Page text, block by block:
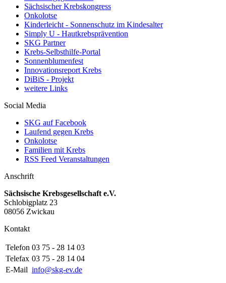
Sächsischer Krebskongress
Onkolotse
Kinderleicht - Sonnenschutz im Kindesalter
Simply U - Hautkrebsprävention
SKG Partner
Krebs-Selbsthilfe-Portal
Sonnenblumenfest
Innovationsreport Krebs
DiBiS - Projekt
weitere Links
Social Media
SKG auf Facebook
Laufend gegen Krebs
Onkolotse
Familien mit Krebs
RSS Feed Veranstaltungen
Anschrift
Sächsische Krebsgesellschaft e.V.
Schlobigplatz 23
08056 Zwickau
Kontakt
Telefon 03 75 - 28 14 03
Telefax 03 75 - 28 14 04
E-Mail info@skg-ev.de